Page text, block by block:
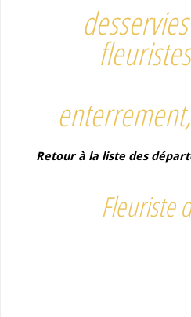
Retour à la liste des
Fleuriste